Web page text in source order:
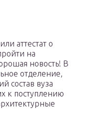
аттестат о
на
новость! В
отделение,
состав вуза
к поступлению